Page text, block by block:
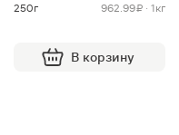
250г
962.99 ₽ · 1кг
В корзину